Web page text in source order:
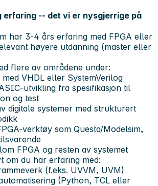
erfaring -- det vi er nysgjerrige på
har 3-4 års erfaring med FPGA eller
høyere utdanning (master eller
flere av områdene under:
med VHDL eller SystemVerilog
utvikling fra spesifikasjon til
og test
digitale systemer med strukturert
verktøy som Questa/Modelsim,
FPGA og resten av systemet
om du har erfaring med:
(f.eks. UVVM, UVM)
(Python, TCL eller